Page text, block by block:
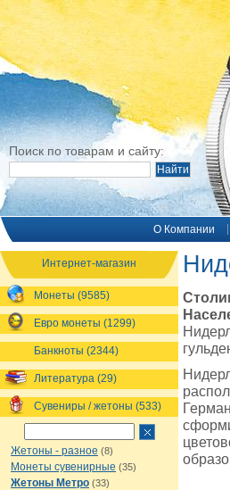
Поиск по товарам и сайту:
O Компании
Интернет-магазин
Монеты (9585)
Евро монеты (1299)
Банкноты (2344)
Литература (29)
Сувениры / жетоны (533)
Жетоны - разное (8)
Монеты сувенирные (35)
Жетоны Метро (33)